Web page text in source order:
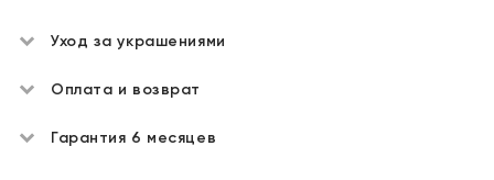
Уход за украшениями
Оплата и возврат
Гарантия 6 месяцев